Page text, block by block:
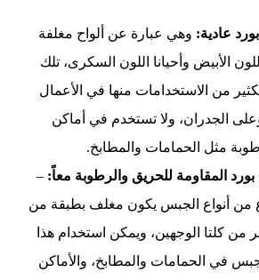
عادية: وهي عبارة عن ألواح مغلفة
الأبيض وأحيانا اللون السكرى، تلك
الكثير من الاستخدامات منها في الأعمال
وعلى الجدران، ولا تستخدم في أماكن
مثل الحمامات والمطابخ.
المقاومة للحريق والرطوبة معاً: –
من أنواع الجبس يكون مغلف بطبقة من
من كلتا الوجهين، ويمكن استخدام هذا
في الحمامات والمطابخ، والأماكن